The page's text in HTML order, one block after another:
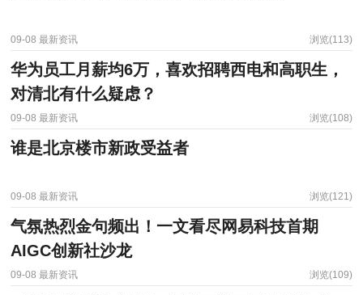
09-08 最新资讯 浏览(113)
华为员工月薪均6万，喜欢招聘西电和高职生，
对清北有什么疑虑？
09-08 最新资讯 浏览(108)
谁是北京楼市新政受益者
09-08 最新资讯 浏览(121)
气氛热烈金句频出！一文看尽网易科技首期
AIGC创新社沙龙
09-08 最新资讯 浏览(109)